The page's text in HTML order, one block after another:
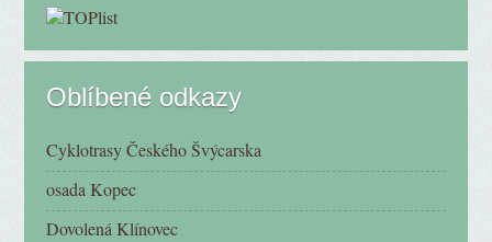
Oblíbené odkazy
Cyklotrasy Českého Švýcarska
osada Kopec
Dovolená Klínovec